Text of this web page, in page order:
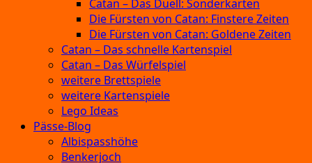
Catan – Das Duell: Sonderkarten
Die Fürsten von Catan: Finstere Zeiten
Die Fürsten von Catan: Goldene Zeiten
Catan – Das schnelle Kartenspiel
Catan – Das Würfelspiel
weitere Brettspiele
weitere Kartenspiele
Lego Ideas
Pässe-Blog
Albispasshöhe
Benkerjoch